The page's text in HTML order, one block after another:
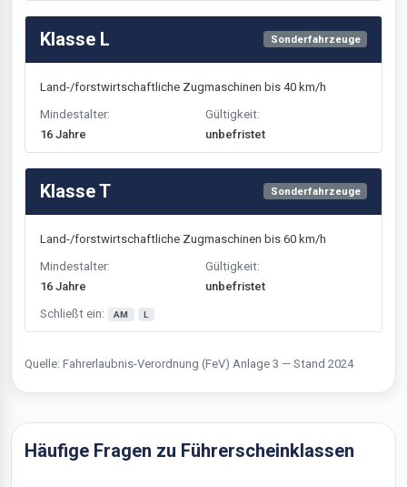
Klasse L Sonderfahrzeuge
Land-/forstwirtschaftliche Zugmaschinen bis 40 km/h
Mindestalter:
16 Jahre
Gültigkeit:
unbefristet
Klasse T Sonderfahrzeuge
Land-/forstwirtschaftliche Zugmaschinen bis 60 km/h
Mindestalter:
16 Jahre
Gültigkeit:
unbefristet
Schließt ein:
AM L
Quelle: Fahrerlaubnis-Verordnung (FeV) Anlage 3 — Stand 2024
Häufige Fragen zu Führerscheinklassen